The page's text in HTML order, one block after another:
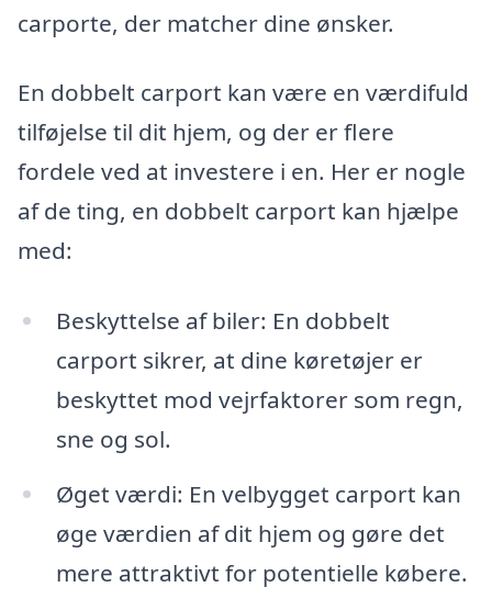
carporte, der matcher dine ønsker.
En dobbelt carport kan være en værdifuld
tilføjelse til dit hjem, og der er flere
fordele ved at investere i en. Her er nogle
af de ting, en dobbelt carport kan hjælpe
med:
Beskyttelse af biler: En dobbelt
carport sikrer, at dine køretøjer er
beskyttet mod vejrfaktorer som regn,
sne og sol.
Øget værdi: En velbygget carport kan
øge værdien af dit hjem og gøre det
mere attraktivt for potentielle købere.